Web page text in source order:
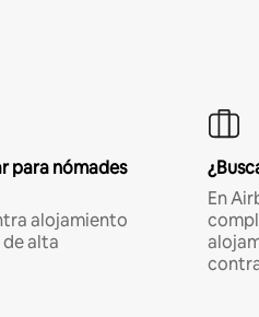
para nómades
alojamiento
alta
En